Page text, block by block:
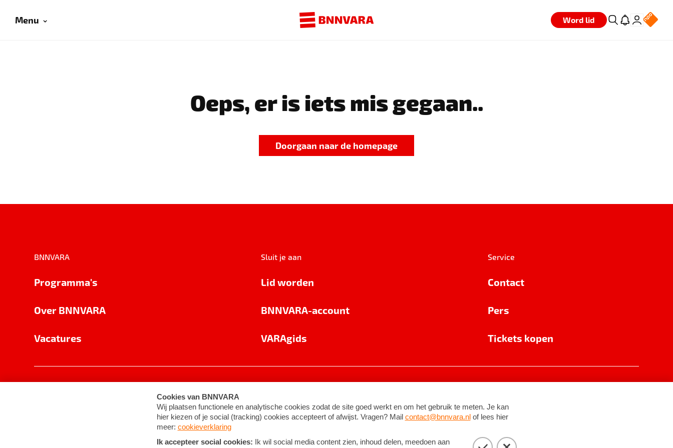
Menu Word lid
Oeps, er is iets mis gegaan..
Doorgaan naar de homepage
BNNVARA
Programma's
Over BNNVARA
Vacatures
Sluit je aan
Lid worden
BNNVARA-account
VARAgids
Service
Contact
Pers
Tickets kopen
Cookie-instellingen Algemene voorwaarden ©2026BNNVARA